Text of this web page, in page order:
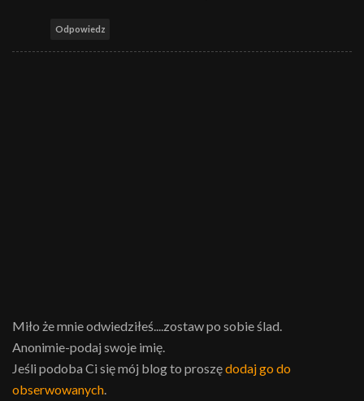
Odpowiedz
Miło że mnie odwiedziłeś....zostaw po sobie ślad.
Anonimie-podaj swoje imię.
Jeśli podoba Ci się mój blog to proszędodaj go do
obserwowanych